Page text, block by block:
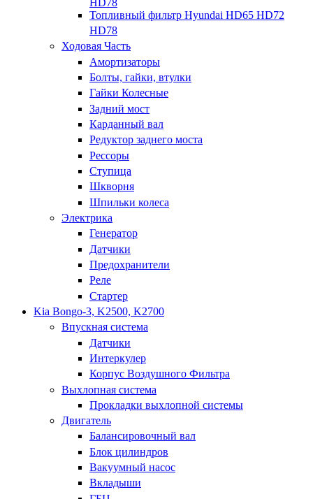
Топливный фильтр Hyundai HD65 HD72
HD78
Ходовая Часть
Амортизаторы
Болты, гайки, втулки
Гайки Колесные
Задний мост
Карданный вал
Редуктор заднего моста
Рессоры
Ступица
Шкворня
Шпильки колеса
Электрика
Генератор
Датчики
Предохранители
Реле
Стартер
Kia Bongo-3, K2500, K2700
Впускная система
Датчики
Интеркулер
Корпус Воздушного Фильтра
Выхлопная система
Прокладки выхлопной системы
Двигатель
Балансировочный вал
Блок цилиндров
Вакуумный насос
Вкладыши